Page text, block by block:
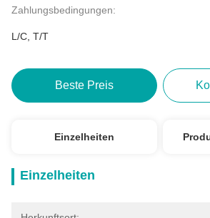
Zahlungsbedingungen:
L/C, T/T
Beste Preis
Einzelheiten
Einzelheiten